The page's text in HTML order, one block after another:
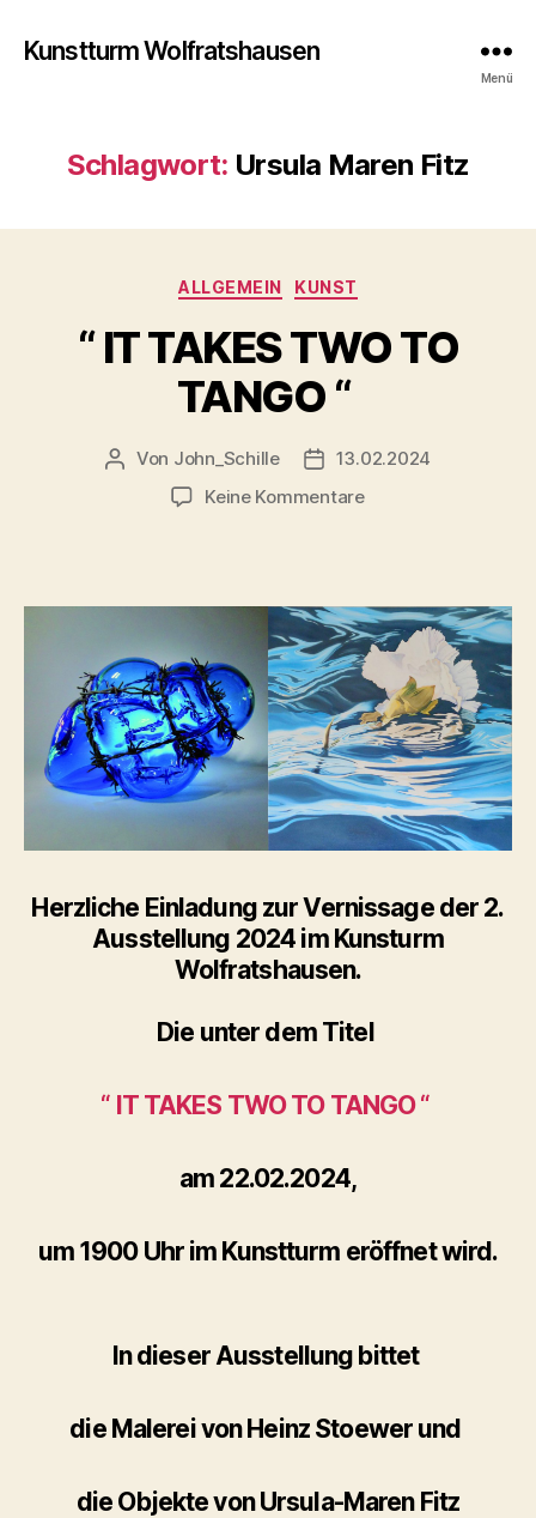
Kunstturm Wolfratshausen
Menü
Schlagwort: Ursula Maren Fitz
Kategorien
ALLGEMEIN KUNST
“ IT TAKES TWO TO
TANGO “
Beitragsautor
Von John_Schille Veröffentlichungsdatum
13.02.2024
Keine Kommentarezu
TANGO “
Herzliche Einladung zur Vernissage der 2.
Ausstellung 2024 im Kunsturm
Wolfratshausen.
Die unter dem Titel
“ IT TAKES TWO TO TANGO “
am 22.02.2024,
um 1900 Uhr im Kunstturm eröffnet wird.
In dieser Ausstellung bittet
die Malerei von Heinz Stoewer und
die Objekte von Ursula-Maren Fitz